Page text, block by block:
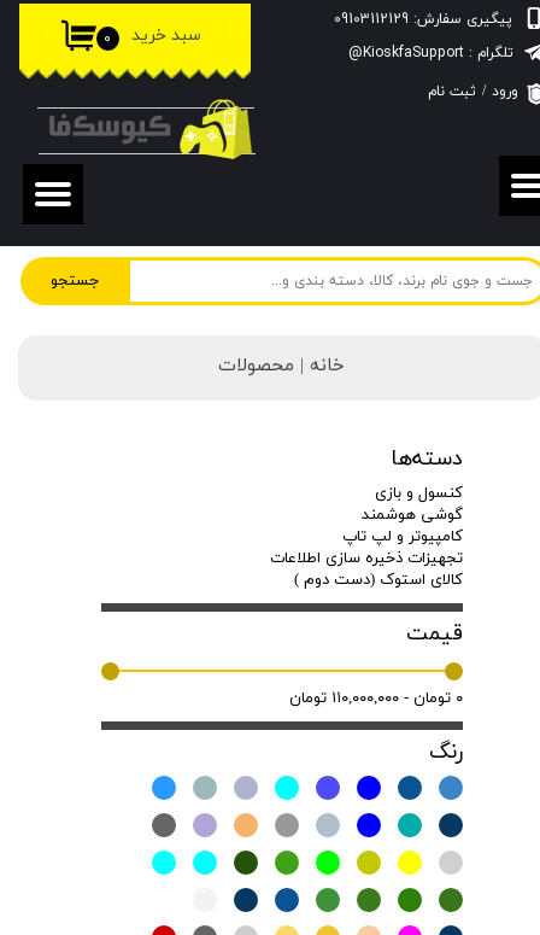
جستجو
پیگیری سفارش: 09103112129
۰ سبد خرید
ورود / ثبت نام
حساب کاربری من
تغییر گذر واژه
سفارشات
خروج از حساب کاربری
تلگرام : KioskfaSupport@
خانه | محصولات
دسته‌ها
کنسول و بازی
گوشی هوشمند
کامپیوتر و لپ تاپ
تجهیزات ذخیره سازی اطلاعات
کالای استوک (دست دوم )
قیمت
۰ تومان - ۱۱۰,۰۰۰,۰۰۰ تومان
رنگ